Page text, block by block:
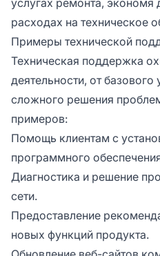
расходах на техническое
Примеры технической
Техническая поддержка
деятельности, от
сложного решения
примеров:
Помощь клиентам с
программного
Диагностика и решение
сети.
Предоставление
новых функций продукта.